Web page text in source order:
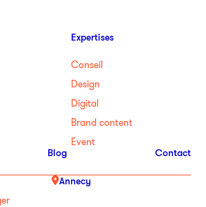
Expertises
Conseil
Design
Digital
Brand content
Event
Blog Contact
Annecy